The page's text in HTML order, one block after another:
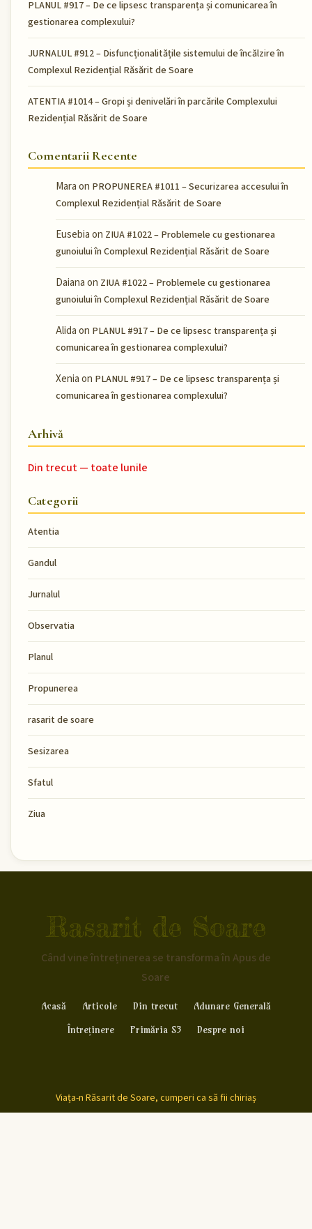
PLANUL #917 – De ce lipsesc transparența și comunicarea în
gestionarea complexului?
JURNALUL #912 – Disfuncționalitățile sistemului de încălzire în
Complexul Rezidențial Răsărit de Soare
ATENTIA #1014 – Gropi și denivelări în parcările Complexului
Rezidențial Răsărit de Soare
Comentarii Recente
Maraon PROPUNEREA #1011 – Securizarea accesului în
Complexul Rezidențial Răsărit de Soare
Eusebiaon ZIUA #1022 – Problemele cu gestionarea
gunoiului în Complexul Rezidențial Răsărit de Soare
Daianaon ZIUA #1022 – Problemele cu gestionarea
gunoiului în Complexul Rezidențial Răsărit de Soare
Alidaon PLANUL #917 – De ce lipsesc transparența și
comunicarea în gestionarea complexului?
Xeniaon PLANUL #917 – De ce lipsesc transparența și
comunicarea în gestionarea complexului?
Arhivă
Din trecut — toate lunile
Categorii
Atentia
Gandul
Jurnalul
Observatia
Planul
Propunerea
rasarit de soare
Sesizarea
Sfatul
Ziua
Rasarit de Soare
Când vine întreținerea se transforma în Apus de
Soare
Acasă Articole Din trecut
Adunare Generală
Întreținere
Primăria S3 Despre noi
Viața-n Răsarit de Soare, cumperi ca să fii chiriaș